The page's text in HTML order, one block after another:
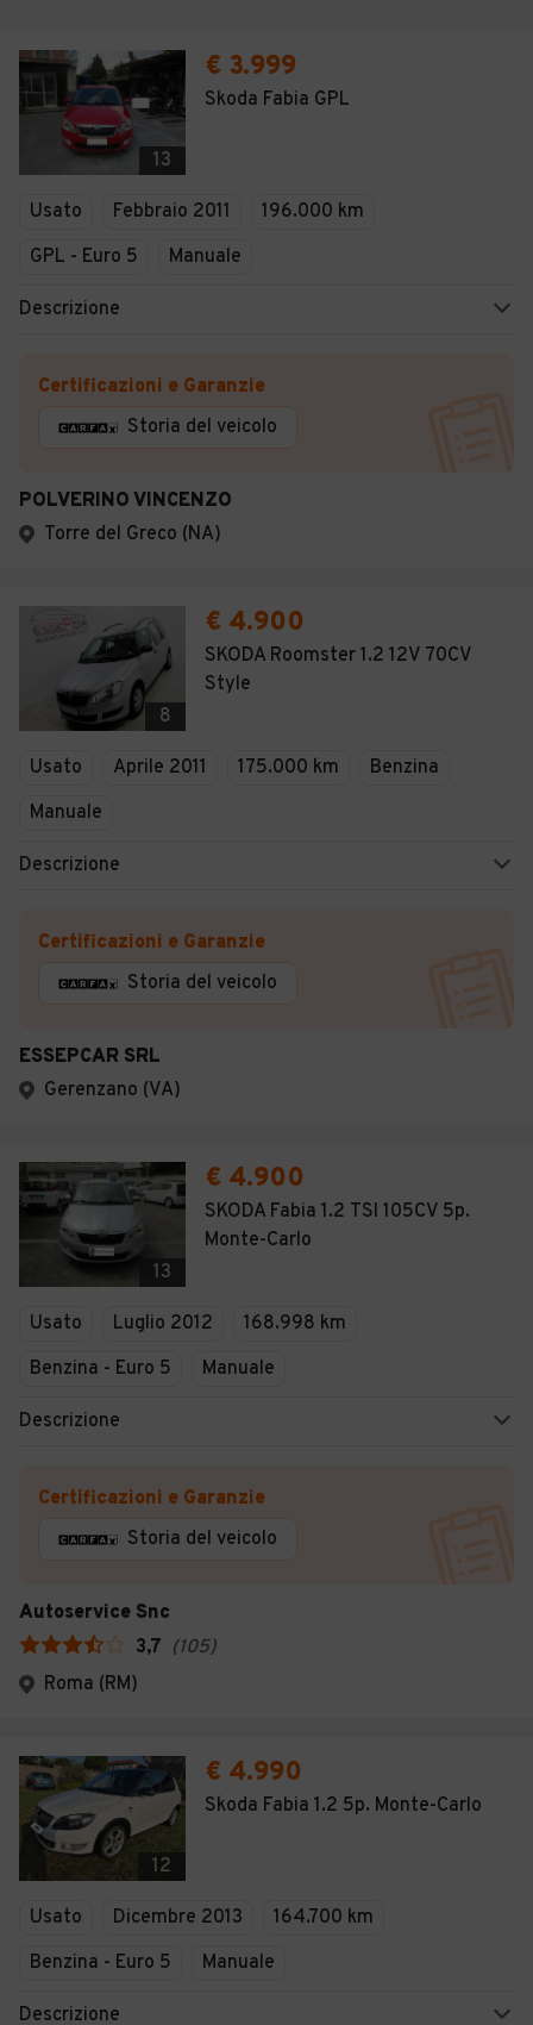
13
€ 3.999
Skoda Fabia GPL
Usato Febbraio 2011
196.000 km
GPL - Euro 5
Manuale
Descrizione
Certificazioni e Garanzie
Storia del veicolo
POLVERINO VINCENZO
Torre del Greco (NA)
8
€ 4.900
SKODA Roomster 1.2 12V 70CV
Style
Usato Aprile 2011 175.000 km
Benzina
Manuale
Descrizione
Certificazioni e Garanzie
Storia del veicolo
ESSEPCAR SRL
Gerenzano (VA)
13
€ 4.900
SKODA Fabia 1.2 TSI 105CV 5p.
Monte-Carlo
Usato Luglio 2012
168.998 km
Benzina - Euro 5
Manuale
Descrizione
Certificazioni e Garanzie
Storia del veicolo
Autoservice Snc
3,7 (105)
Roma (RM)
12
€ 4.990
Skoda Fabia 1.2 5p. Monte-Carlo
Usato Dicembre 2013
164.700 km
Benzina - Euro 5
Manuale
Descrizione